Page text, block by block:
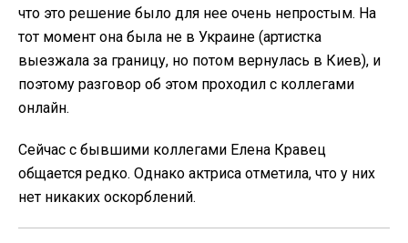
что это решение было для нее очень непростым. На
тот момент она была не в Украине (артистка
выезжала за границу, но потом вернулась в Киев), и
поэтому разговор об этом проходил с коллегами
онлайн.
Сейчас с бывшими коллегами Елена Кравец
общается редко. Однако актриса отметила, что у них
нет никаких оскорблений.